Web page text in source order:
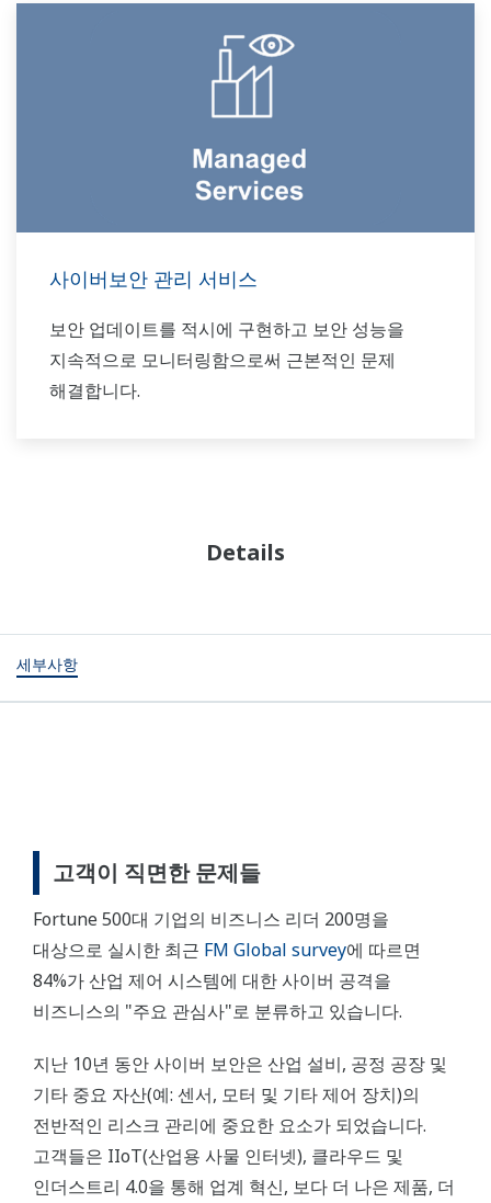
사이버보안 관리 서비스
보안 업데이트를 적시에 구현하고 보안 성능을
지속적으로 모니터링함으로써 근본적인 문제
해결합니다.
Details
세부사항
고객이 직면한 문제들
Fortune 500대 기업의 비즈니스 리더 200명을
대상으로 실시한 최근 FM Global survey에 따르면
84%가 산업 제어 시스템에 대한 사이버 공격을
비즈니스의 "주요 관심사"로 분류하고 있습니다.
지난 10년 동안 사이버 보안은 산업 설비, 공정 공장 및
기타 중요 자산(예: 센서, 모터 및 기타 제어 장치)의
전반적인 리스크 관리에 중요한 요소가 되었습니다.
고객들은 IIoT(산업용 사물 인터넷), 클라우드 및
인더스트리 4.0을 통해 업계 혁신, 보다 더 나은 제품, 더